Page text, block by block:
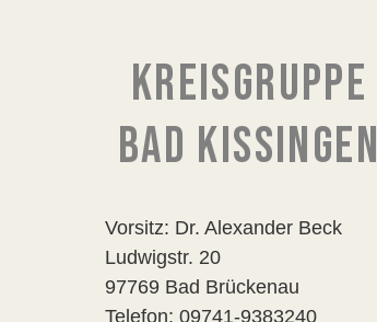
KREISGRUPPE
BAD KISSINGEN
Vorsitz: Dr. Alexander Beck
Ludwigstr. 20
97769 Bad Brückenau
Telefon: 09741-9383240